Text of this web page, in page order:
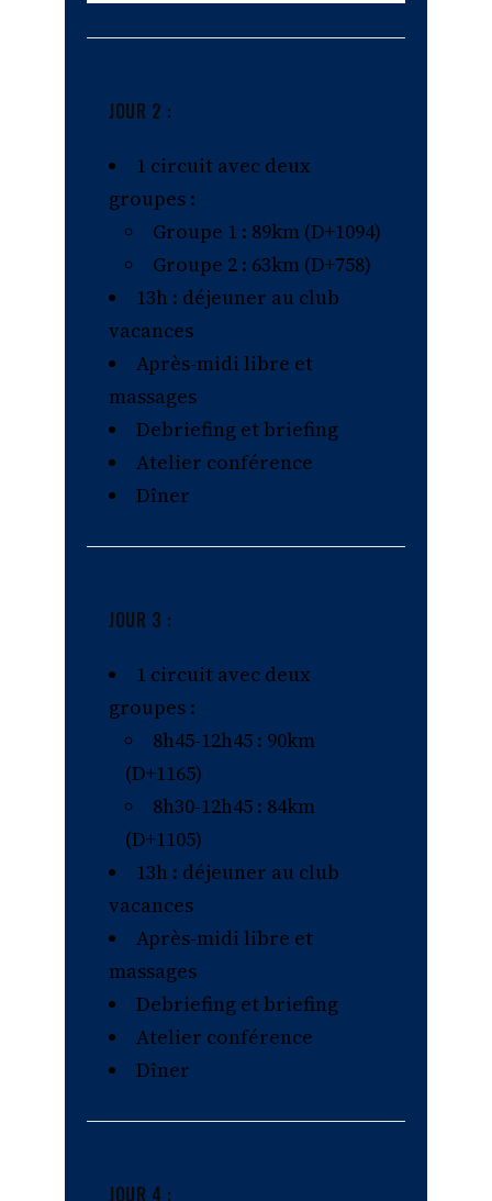
JOUR 2 :
1 circuit avec deux
groupes :
Groupe 1 : 89km (D+1094)
Groupe 2 : 63km (D+758)
13h : déjeuner au club
vacances
Après-midi libre et
massages
Debriefing et briefing
Atelier conférence
Dîner
JOUR 3 :
1 circuit avec deux
groupes :
8h45-12h45 : 90km
(D+1165)
8h30-12h45 : 84km
(D+1105)
13h : déjeuner au club
vacances
Après-midi libre et
massages
Debriefing et briefing
Atelier conférence
Dîner
JOUR 4 :